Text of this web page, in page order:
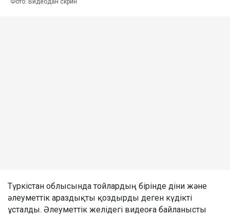
Фото: Видеодан скрин
Түркістан облысында тойлардың бірінде діни және
әлеуметтік араздықты қоздырды деген күдікті
ұсталды. Әлеуметтік желідегі видеоға байланысты